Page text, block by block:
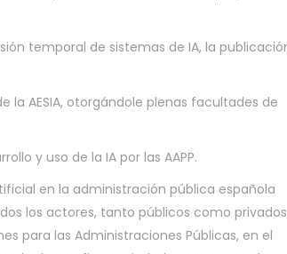
temporal de sistemas de IA, la
la AESIA, otorgándole plenas facultades de
y uso de la IA por las AAPP.
en la administración pública española
los actores, tanto públicos como
para las Administraciones Públicas, en el